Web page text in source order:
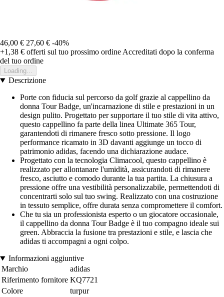
46,00 € 27,60 € -40%
+1,38 € offerti sul tuo prossimo ordine Accreditati dopo la conferma
del tuo ordine
Loading...
Descrizione
Porte con fiducia sul percorso da golf grazie al cappellino da
donna Tour Badge, un'incarnazione di stile e prestazioni in un
design pulito. Progettato per supportare il tuo stile di vita attivo,
questo cappellino fa parte della linea Ultimate 365 Tour,
garantendoti di rimanere fresco sotto pressione. Il logo
performance ricamato in 3D davanti aggiunge un tocco di
patrimonio adidas, facendo una dichiarazione audace.
Progettato con la tecnologia Climacool, questo cappellino è
realizzato per allontanare l'umidità, assicurandoti di rimanere
fresco, asciutto e comodo durante la tua partita. La chiusura a
pressione offre una vestibilità personalizzabile, permettendoti di
concentrarti solo sul tuo swing. Realizzato con una costruzione
in tessuto semplice, offre durata senza compromettere il comfort.
Che tu sia un professionista esperto o un giocatore occasionale,
il cappellino da donna Tour Badge è il tuo compagno ideale sui
green. Abbraccia la fusione tra prestazioni e stile, e lascia che
adidas ti accompagni a ogni colpo.
Informazioni aggiuntive
Marchio
adidas
Riferimento fornitore KQ7721
Colore
turpur